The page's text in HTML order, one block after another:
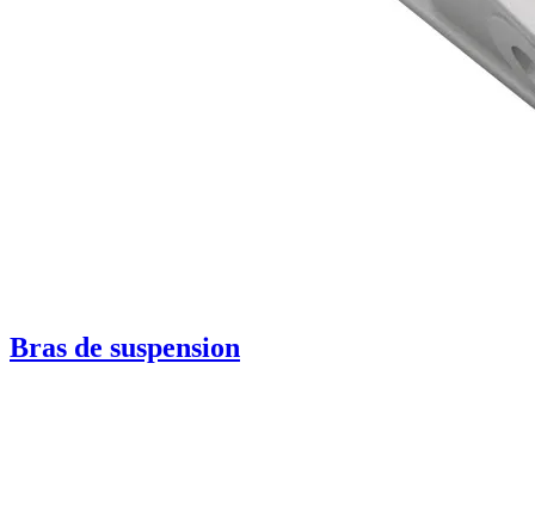
Bras de suspension